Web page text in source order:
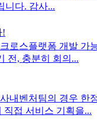
니다. 감사...
!
로스플랫폼 개발
전, 충분히 회의...
내벤처팀의 경우
접 서비스 기획을...